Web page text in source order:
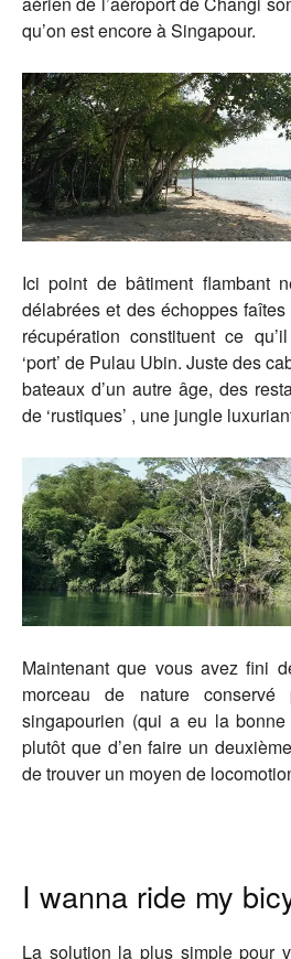
qu’on est encore à Singapour.
Ici point de bâtiment flambant
délabrées et des échoppes
récupération constituent ce
‘port’ de Pulau Ubin. Juste des
bateaux d’un autre âge, des
de ‘rustiques’ , une jungle
Maintenant que vous avez fini
morceau de nature conservé
singapourien (qui a eu la
plutôt que d’en faire un
de trouver un moyen de
I wanna ride my
La solution la plus simple pour